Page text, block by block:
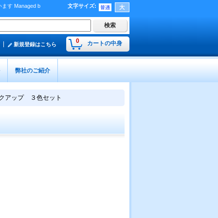
す Managed b 文字サイズ:
0 カートの中身
新規登録はこちら
弊社のご紹介
アップ ３色セット